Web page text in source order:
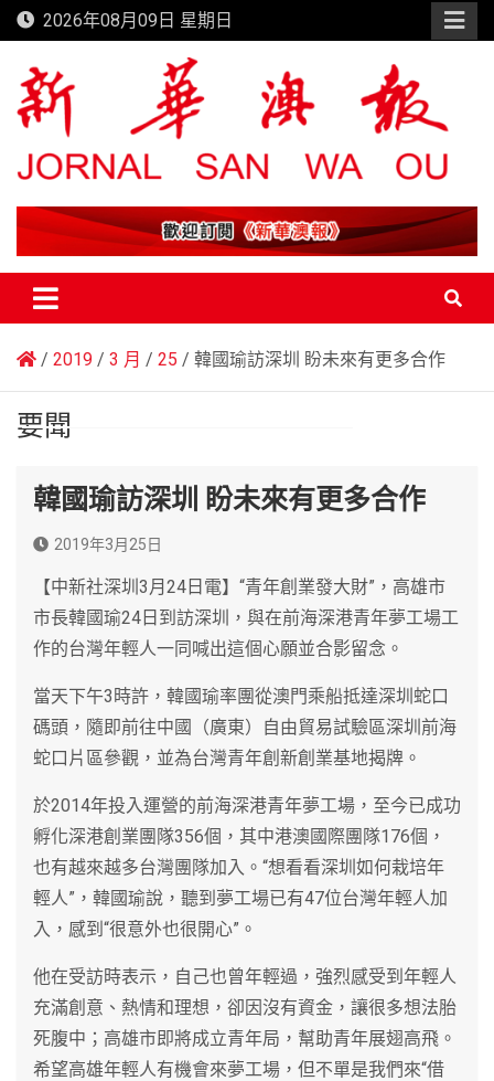
Skip
to
content
2026年08月09日 星期日
新華澳報
2019 3 月 25 韓國瑜訪深圳 盼未來有更多合作
要聞
韓國瑜訪深圳 盼未來有更多合作
2019年3月25日
【中新社深圳3月24日電】“青年創業發大財”，高雄市
市長韓國瑜24日到訪深圳，與在前海深港青年夢工場工
作的台灣年輕人一同喊出這個心願並合影留念。
當天下午3時許，韓國瑜率團從澳門乘船抵達深圳蛇口
碼頭，隨即前往中國（廣東）自由貿易試驗區深圳前海
蛇口片區參觀，並為台灣青年創新創業基地揭牌。
於2014年投入運營的前海深港青年夢工場，至今已成功
孵化深港創業團隊356個，其中港澳國際團隊176個，
也有越來越多台灣團隊加入。“想看看深圳如何栽培年
輕人”，韓國瑜說，聽到夢工場已有47位台灣年輕人加
入，感到“很意外也很開心”。
他在受訪時表示，自己也曾年輕過，強烈感受到年輕人
充滿創意、熱情和理想，卻因沒有資金，讓很多想法胎
死腹中；高雄市即將成立青年局，幫助青年展翅高飛。
希望高雄年輕人有機會來夢工場，但不單是我們來“借